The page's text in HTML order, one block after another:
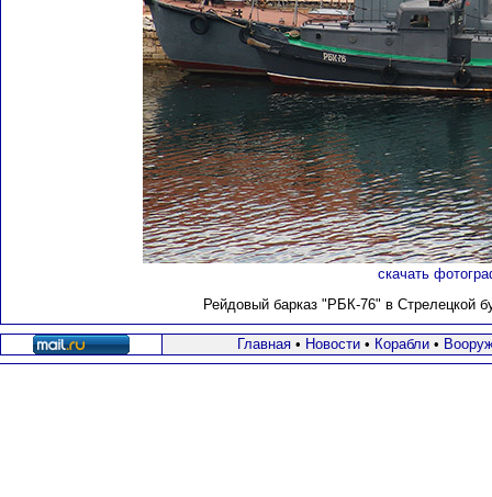
скачать
Рейдовый барказ "РБК-76" в Стрелецкой
Главная• Новости• Корабли•